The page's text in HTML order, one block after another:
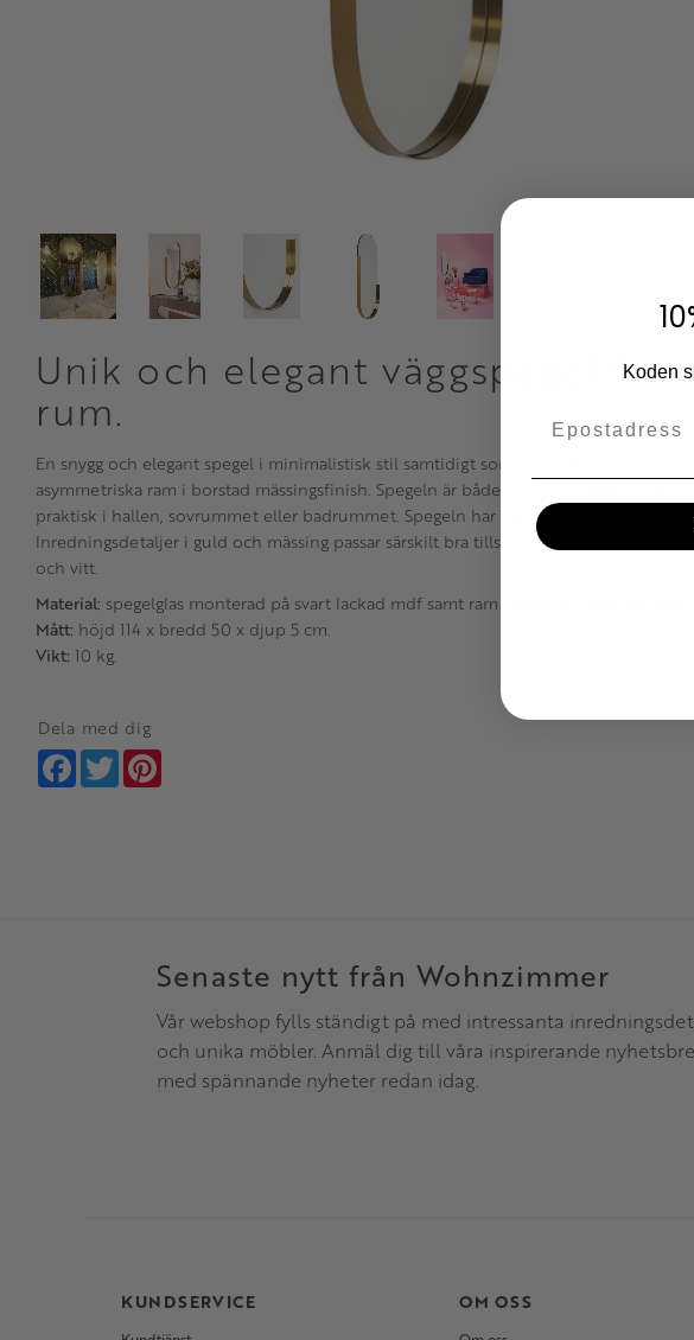
Unik och elegant väggspegel för
rum.
En snygg och elegant spegel i minimalistisk stil samtidigt som den har en intressant
asymmetriska ram i borstad mässingsfinish. Spegeln är både en fin dekorativ
praktisk i hallen, sovrummet eller badrummet. Spegeln har fästen för vägghängning
Inredningsdetaljer i guld och mässing passar särskilt bra tillsammans med
och vitt.
Material: spegelglas monterad på svart lackad mdf samt ram i rostfritt mässingslegerat
Mått: höjd 114 x bredd 50 x djup 5 cm.
Vikt: 10 kg.
Dela med dig
Facebook
Twitter
Senaste nytt från Wohnzimmer
Vår webshop fylls ständigt på med intressanta
och unika möbler. Anmäl dig till våra inspirerande
med spännande nyheter redan idag.
KUNDSERVICE OM OSS
Koden